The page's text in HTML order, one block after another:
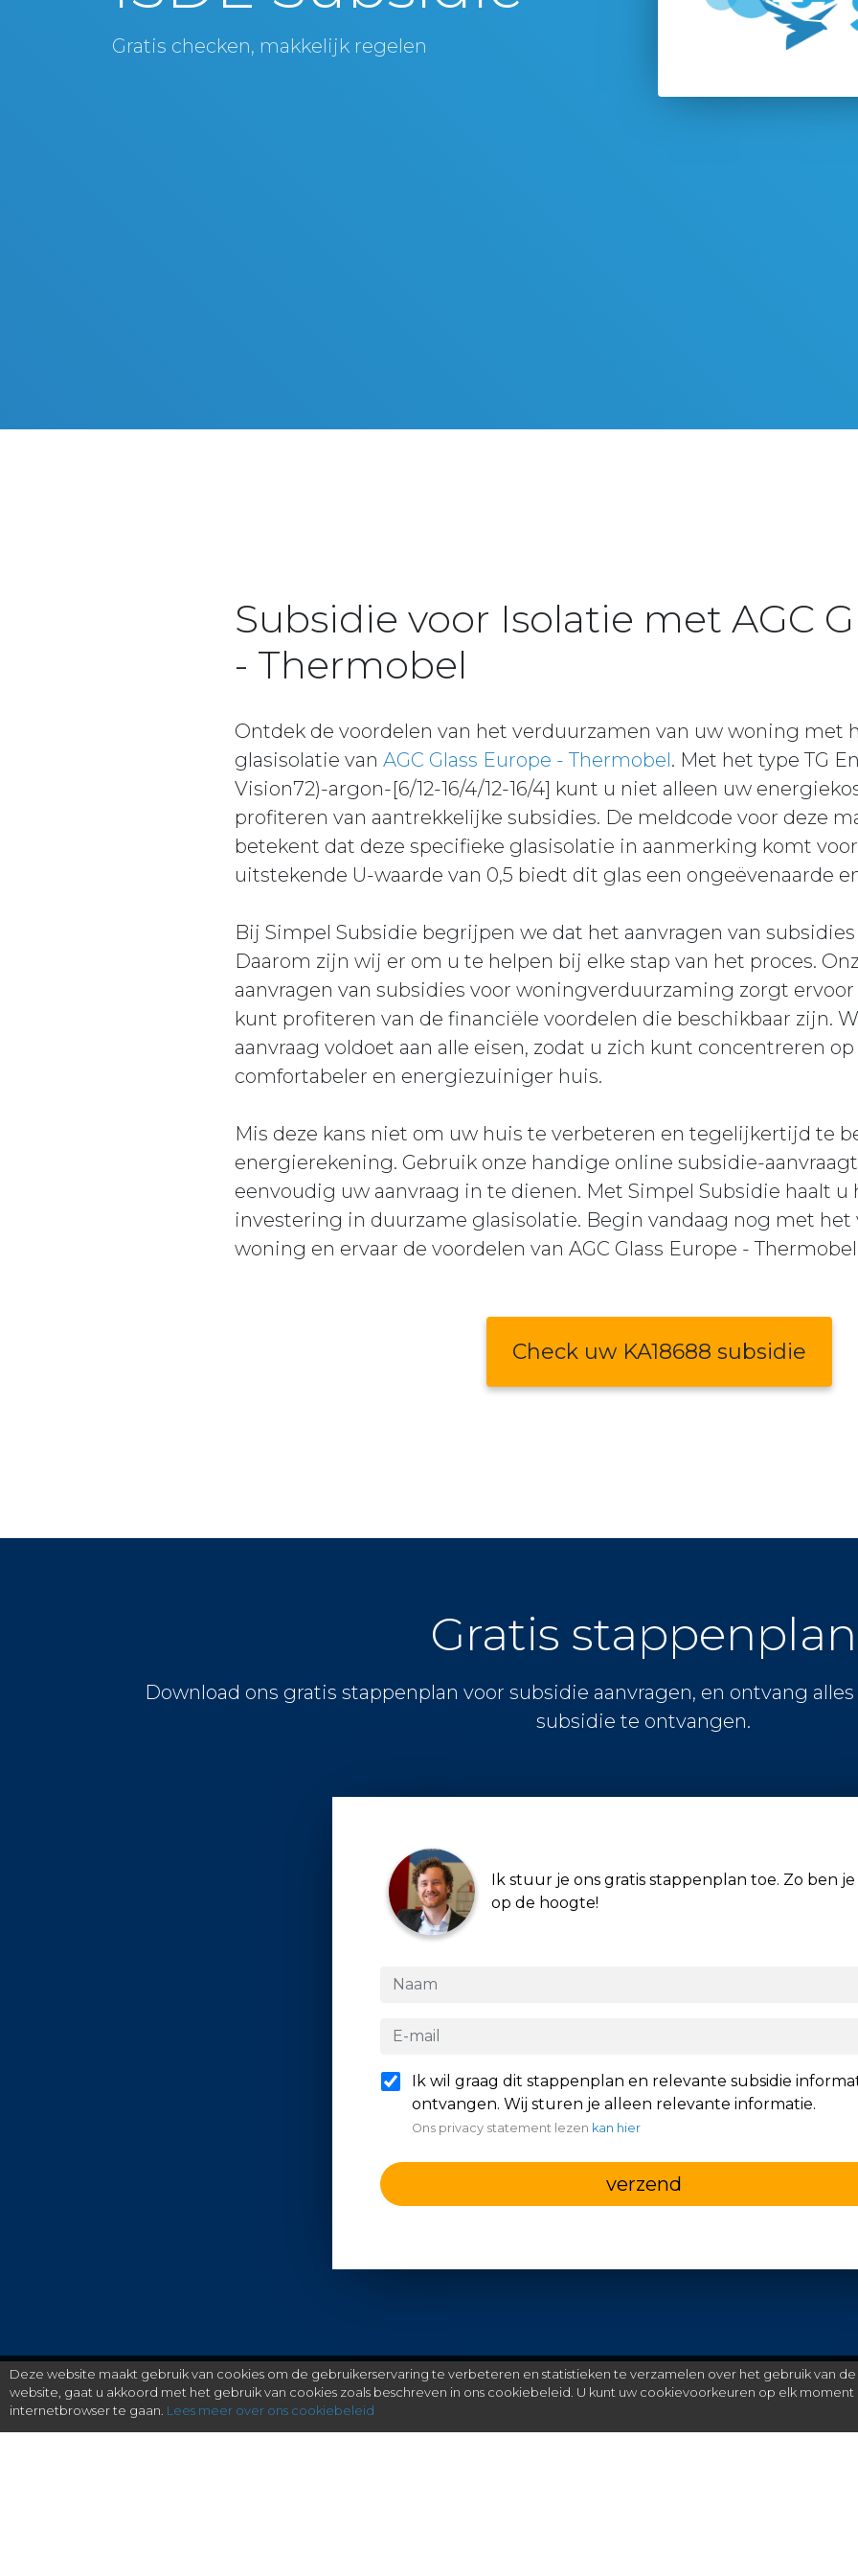
Gratis checken, makkelijk regelen
Subsidie voor Isolatie met AGC
- Thermobel
Ontdek de voordelen van het verduurzamen van uw woning met
glasisolatie van AGC Glass Europe - Thermobel. Met het type TG
Vision72)-argon-[6/12-16/4/12-16/4] kunt u niet alleen uw
profiteren van aantrekkelijke subsidies. De meldcode voor deze
betekent dat deze specifieke glasisolatie in aanmerking komt
uitstekende U-waarde van 0,5 biedt dit glas een ongeëvenaarde
Bij Simpel Subsidie begrijpen we dat het aanvragen van
Daarom zijn wij er om u te helpen bij elke stap van het proces.
aanvragen van subsidies voor woningverduurzaming zorgt
kunt profiteren van de financiële voordelen die beschikbaar zijn.
aanvraag voldoet aan alle eisen, zodat u zich kunt concentreren
comfortabeler en energiezuiniger huis.
Mis deze kans niet om uw huis te verbeteren en tegelijkertijd te
energierekening. Gebruik onze handige online subsidie-
eenvoudig uw aanvraag in te dienen. Met Simpel Subsidie haalt
investering in duurzame glasisolatie. Begin vandaag nog met
woning en ervaar de voordelen van AGC Glass Europe -
Check uw KA18688 subsidie
Gratis stappenplan
Download ons gratis stappenplan voor subsidie aanvragen, en ontvang
subsidie te ontvangen.
Ik stuur je ons gratis stappenplan toe. Zo ben je
op de hoogte!
Ik wil graag dit stappenplan en relevante subsidie
ontvangen. Wij sturen je alleen relevante informatie.
Ons privacy statement lezen kan hier
verzend
Deze website maakt gebruik van cookies om de gebruikerservaring te verbeteren en statistieken te verzamelen over het gebruik van
website, gaat u akkoord met het gebruik van cookies zoals beschreven in ons cookiebeleid. U kunt uw cookievoorkeuren op elk
internetbrowser te gaan. Lees meer over ons cookiebeleid